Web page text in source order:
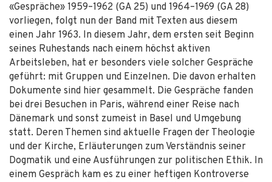
«Gespräche» 1959–1962 (GA 25) und 1964–1969 (GA 28)
vorliegen, folgt nun der Band mit Texten aus diesem
einen Jahr 1963. In diesem Jahr, dem ersten seit Beginn
seines Ruhestands nach einem höchst aktiven
Arbeitsleben, hat er besonders viele solcher Gespräche
geführt: mit Gruppen und Einzelnen. Die davon erhalten
Dokumente sind hier gesammelt. Die Gespräche fanden
bei drei Besuchen in Paris, während einer Reise nach
Dänemark und sonst zumeist in Basel und Umgebung
statt. Deren Themen sind aktuelle Fragen der Theologie
und der Kirche, Erläuterungen zum Verständnis seiner
Dogmatik und eine Ausführungen zur politischen Ethik. In
einem Gespräch kam es zu einer heftigen Kontroverse